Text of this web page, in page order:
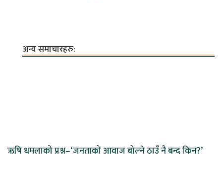
अन्य समाचारहरु:
ऋषि धमलाको प्रश्न–‘जनताको आवाज बोल्ने ठाउँ नै बन्द किन?’